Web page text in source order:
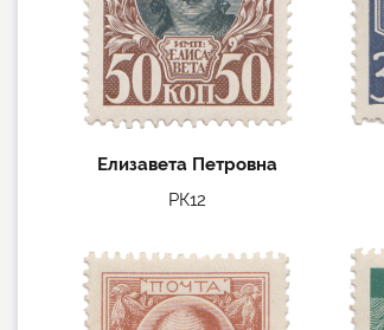
Елизавета Петровна
РК12